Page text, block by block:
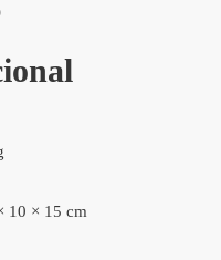
10 × 15 cm